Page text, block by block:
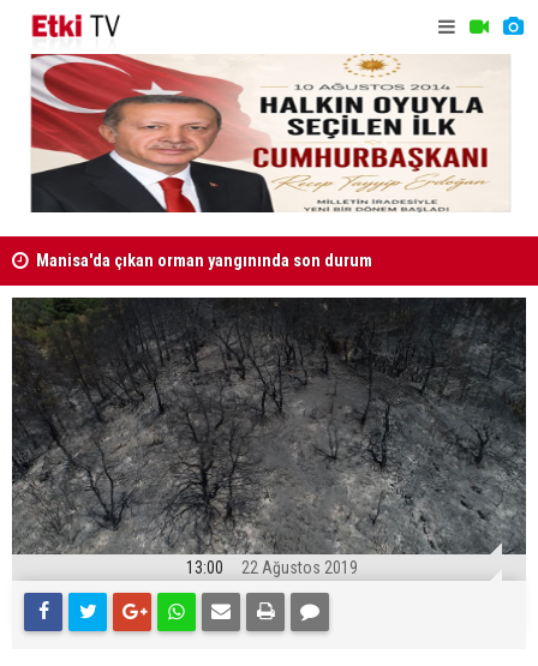
BATI AVRUPA'DA SICAKLIK REKORUNU KIRILDI
13:00 22 Ağustos 2019